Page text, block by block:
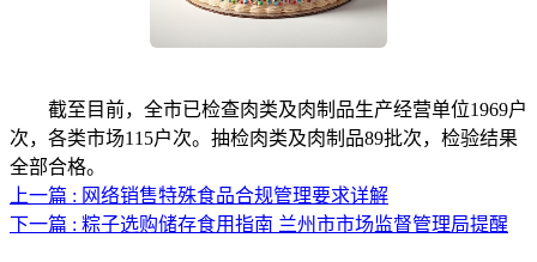
截至目前，全市已检查肉类及肉制品生产经营单位1969户
次，各类市场115户次。抽检肉类及肉制品89批次，检验结果
全部合格。
上一篇 : 网络销售特殊食品合规管理要求详解
下一篇 : 粽子选购储存食用指南 兰州市市场监督管理局提醒